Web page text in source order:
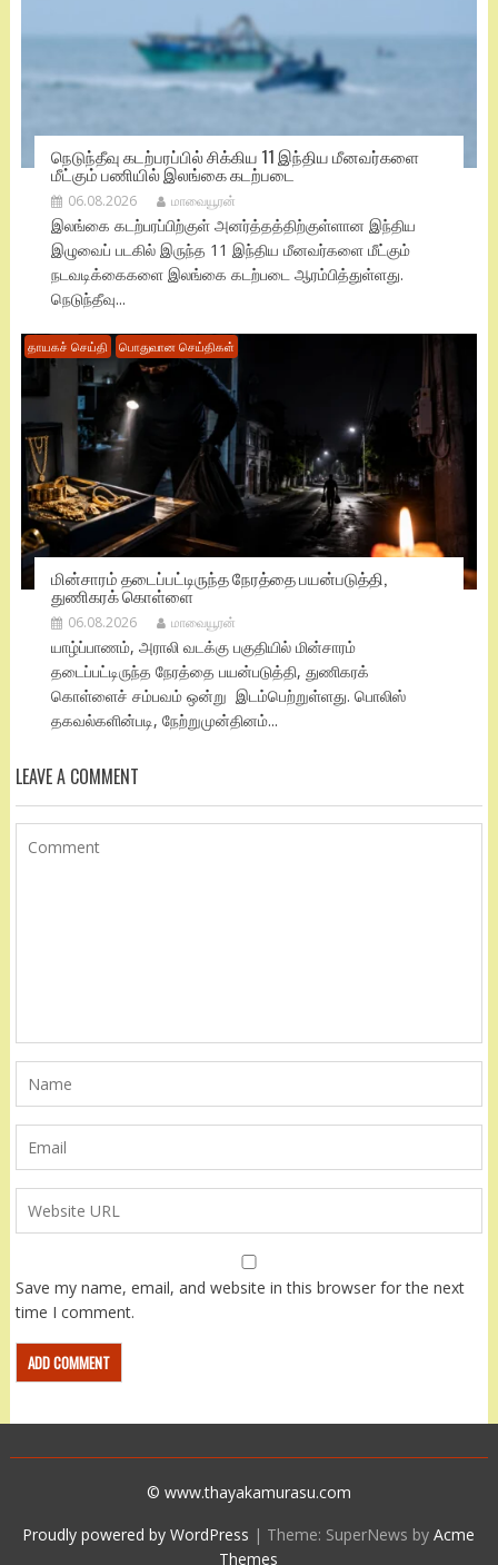
நெடுந்தீவு கடற்பரப்பில் சிக்கிய 11 இந்திய மீனவர்களை
மீட்கும் பணியில் இலங்கை கடற்படை
06.08.2026 மாவையூரன்
இலங்கை கடற்பரப்பிற்குள் அனர்த்தத்திற்குள்ளான இந்திய
இழுவைப் படகில் இருந்த 11 இந்திய மீனவர்களை மீட்கும்
நடவடிக்கைகளை இலங்கை கடற்படை ஆரம்பித்துள்ளது.
நெடுந்தீவு...
தாயகச் செய்தி பொதுவான செய்திகள்
மின்சாரம் தடைப்பட்டிருந்த நேரத்தை பயன்படுத்தி,
துணிகரக் கொள்ளை
06.08.2026 மாவையூரன்
யாழ்ப்பாணம், அராலி வடக்கு பகுதியில் மின்சாரம்
தடைப்பட்டிருந்த நேரத்தை பயன்படுத்தி, துணிகரக்
கொள்ளைச் சம்பவம் ஒன்று இடம்பெற்றுள்ளது. பொலிஸ்
தகவல்களின்படி, நேற்றுமுன்தினம்...
LEAVE A COMMENT
Save my name, email, and website in this browser for the next
time I comment.
© www.thayakamurasu.com
Proudly powered by WordPress | Theme: SuperNews byAcme
Themes